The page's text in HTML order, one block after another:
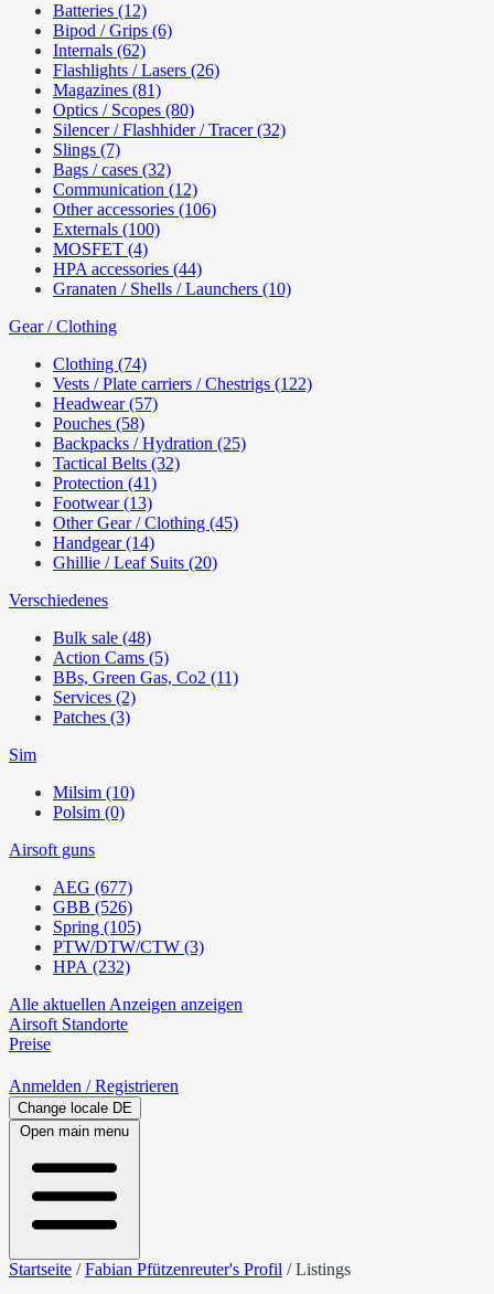
Batteries (12)
Bipod / Grips (6)
Internals (62)
Flashlights / Lasers (26)
Magazines (81)
Optics / Scopes (80)
Silencer / Flashhider / Tracer (32)
Slings (7)
Bags / cases (32)
Communication (12)
Other accessories (106)
Externals (100)
MOSFET (4)
HPA accessories (44)
Granaten / Shells / Launchers (10)
Gear / Clothing
Clothing (74)
Vests / Plate carriers / Chestrigs (122)
Headwear (57)
Pouches (58)
Backpacks / Hydration (25)
Tactical Belts (32)
Protection (41)
Footwear (13)
Other Gear / Clothing (45)
Handgear (14)
Ghillie / Leaf Suits (20)
Verschiedenes
Bulk sale (48)
Action Cams (5)
BBs, Green Gas, Co2 (11)
Services (2)
Patches (3)
Sim
Milsim (10)
Polsim (0)
Airsoft guns
AEG (677)
GBB (526)
Spring (105)
PTW/DTW/CTW (3)
HPA (232)
Alle aktuellen Anzeigen anzeigen
Airsoft Standorte
Preise
Anmelden / Registrieren
Change locale DE
Open main menu
Startseite /Fabian Pfützenreuter's Profil /Listings